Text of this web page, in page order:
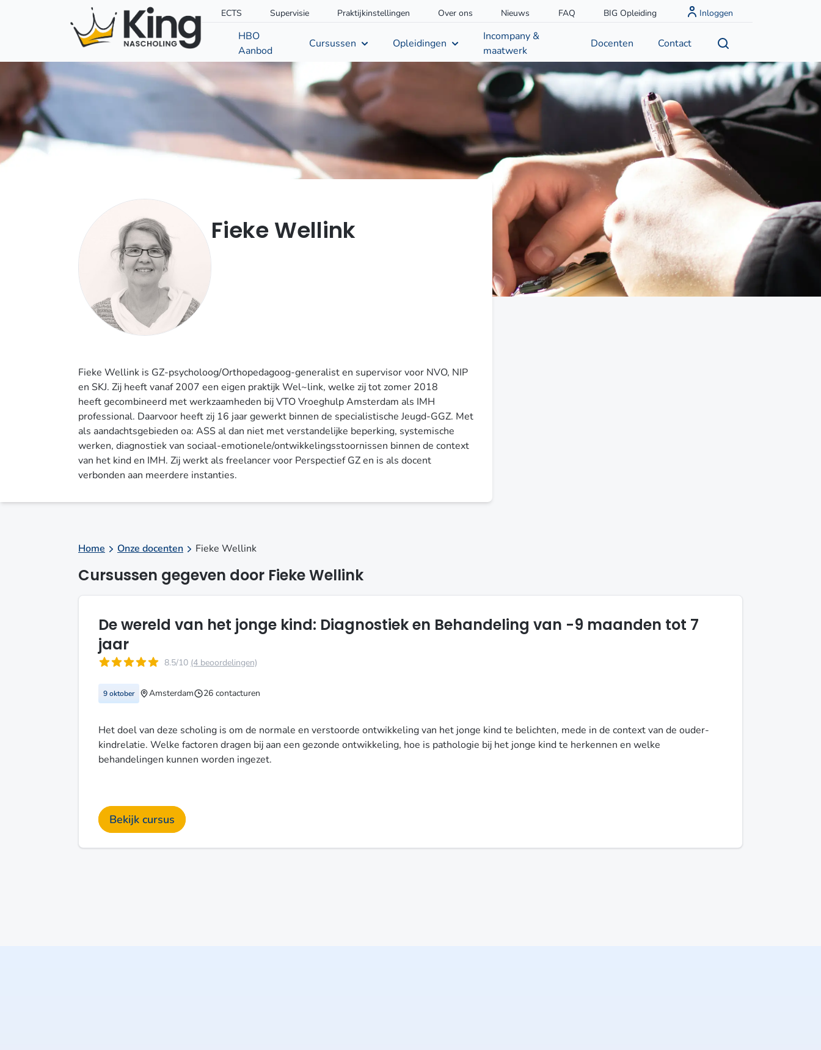
ECTS Supervisie Praktijkinstellingen Over ons Nieuws FAQ BIG Opleiding Inloggen
HBO
Aanbod
Cursussen Opleidingen
Incompany &
maatwerk
Docenten Contact
Fieke Wellink
Fieke Wellink is GZ-psycholoog/Orthopedagoog-generalist en supervisor voor NVO, NIP
en SKJ. Zij heeft vanaf 2007 een eigen praktijk Wel~link, welke zij tot zomer 2018
heeft gecombineerd met werkzaamheden bij VTO Vroeghulp Amsterdam als IMH
professional. Daarvoor heeft zij 16 jaar gewerkt binnen de specialistische Jeugd-GGZ. Met
als aandachtsgebieden oa: ASS al dan niet met verstandelijke beperking, systemische
werken, diagnostiek van sociaal-emotionele/ontwikkelingsstoornissen binnen de context
van het kind en IMH. Zij werkt als freelancer voor Perspectief GZ en is als docent
verbonden aan meerdere instanties.
Home Onze docenten Fieke Wellink
Cursussen gegeven door Fieke Wellink
De wereld van het jonge kind: Diagnostiek en Behandeling van -9 maanden tot 7
jaar
8.5/10 (4 beoordelingen)
9 oktober Amsterdam 26 contacturen
Het doel van deze scholing is om de normale en verstoorde ontwikkeling van het jonge kind te belichten, mede in de context van de ouder-
kindrelatie. Welke factoren dragen bij aan een gezonde ontwikkeling, hoe is pathologie bij het jonge kind te herkennen en welke
behandelingen kunnen worden ingezet.
Bekijk cursus